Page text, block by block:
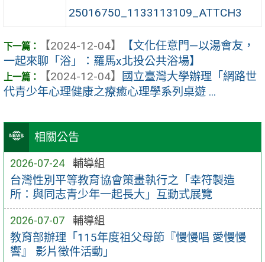
相關公告
2026-07-24 輔導組
台灣性別平等教育協會策畫執行之「幸符製造
所：與同志青少年一起長大」互動式展覽
2026-07-07 輔導組
教育部辦理「115年度祖父母節『慢慢唱 愛慢慢
響』 影片徵件活動」
25016750_1133113109_ATTCH3
【2024-12-04】
【文化任意門—以湯會友，
一起來聊「浴」：羅馬x北投公共浴場】
【2024-12-04】
國立臺灣大學辦理「網路世
代青少年心理健康之療癒心理學系列桌遊 ...